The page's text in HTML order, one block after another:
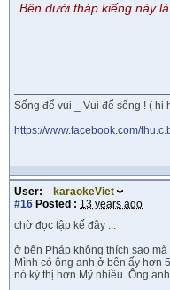
Bên dưới tháp kiếng này
Sống để vui _ Vui để sống ! ( hi
https://www.facebook.com/
User:
karaokeViet
#16 Posted : 13 years ago
chờ đọc tập kế đây ...
ở bên Pháp không thích sao mà
Mình có ông anh ở bên ấy hơn
nó kỳ thị hơn Mỹ nhiều. Ông